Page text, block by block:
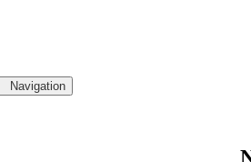
Navigation